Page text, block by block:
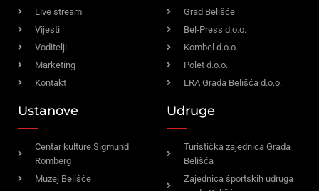
Live stream
Vijesti
Voditelji
Marketing
Kontakt
Grad Belišće
Bel-Press d.o.o.
Kombel d.o.o.
Polet d.o.o.
LRA Grada Belišća d.o.o.
Ustanove
Centar kulture Sigmund
Romberg
Muzej Belišće
Udruge
Turistička zajednica Grada
Belišća
Zajednica športskih udruga